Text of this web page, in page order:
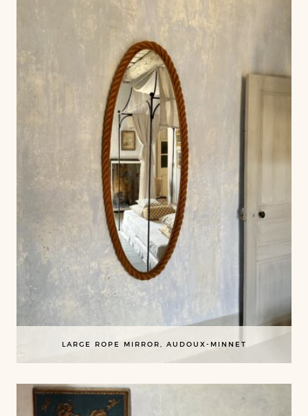
LARGE ROPE MIRROR, AUDOUX-MINNET